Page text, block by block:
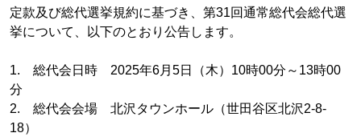
定款及び総代選挙規約に基づき、第31回通常総代会総代選
挙について、以下のとおり公告します。
1. 総代会日時 2025年6月5日（木）10時00分～13時00
分
2. 総代会会場 北沢タウンホール（世田谷区北沢2-8-
18）